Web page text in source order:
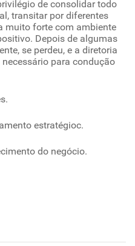
de consolidar todo
transitar por diferentes
muito forte com ambiente
Depois de algumas
se perdeu, e a diretoria
para condução
estratégioc.
do negócio.